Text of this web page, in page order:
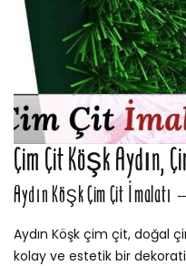
Çim Çit Köşk Aydın,
Aydın Köşk Çim Çit İmalatı
Aydın Köşk çim çit, doğal
kolay ve estetik bir